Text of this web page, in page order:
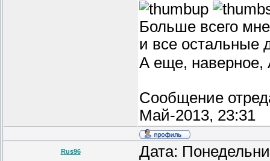
Больше всего
и все остальные
А еще, наверное,
Сообщение
Май-2013, 23:31
Rus96 Дата: